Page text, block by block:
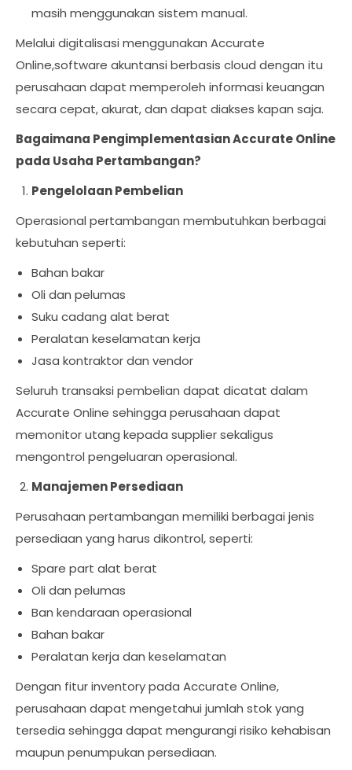
masih menggunakan sistem manual.
Melalui digitalisasi menggunakan Accurate
Online,software akuntansi berbasis cloud dengan itu
perusahaan dapat memperoleh informasi keuangan
secara cepat, akurat, dan dapat diakses kapan saja.
Bagaimana Pengimplementasian Accurate Online
pada Usaha Pertambangan?
Pengelolaan Pembelian
Operasional pertambangan membutuhkan berbagai
kebutuhan seperti:
Bahan bakar
Oli dan pelumas
Suku cadang alat berat
Peralatan keselamatan kerja
Jasa kontraktor dan vendor
Seluruh transaksi pembelian dapat dicatat dalam
Accurate Online sehingga perusahaan dapat
memonitor utang kepada supplier sekaligus
mengontrol pengeluaran operasional.
Manajemen Persediaan
Perusahaan pertambangan memiliki berbagai jenis
persediaan yang harus dikontrol, seperti:
Spare part alat berat
Oli dan pelumas
Ban kendaraan operasional
Bahan bakar
Peralatan kerja dan keselamatan
Dengan fitur inventory pada Accurate Online,
perusahaan dapat mengetahui jumlah stok yang
tersedia sehingga dapat mengurangi risiko kehabisan
maupun penumpukan persediaan.